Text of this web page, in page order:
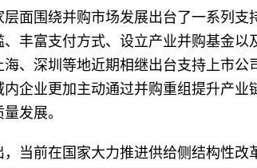
层面围绕并购市场发展出台了一系列
丰富支付方式、设立产业并购基金
海、深圳等地近期相继出台支持上市
内企业更加主动通过并购重组提升产
发展。
，当前在国家大力推进供给侧结构性